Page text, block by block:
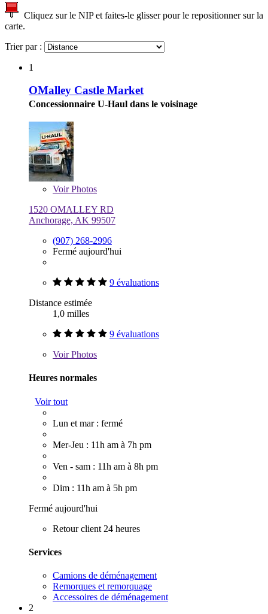
Cliquez sur le NIP et faites-le glisser pour le repositionner sur la
carte.
Trier par :
1
OMalley Castle Market
Concessionnaire U-Haul dans le voisinage
VoirPhotos
1520 OMALLEY RD
Anchorage, AK 99507
(907) 268-2996
Fermé aujourd'hui
9 évaluations
Distance estimée
1,0 milles
9 évaluations
VoirPhotos
Heures normales
Voir tout
Lun et mar : fermé
Mer-Jeu : 11h am à 7h pm
Ven - sam : 11h am à 8h pm
Dim : 11h am à 5h pm
Fermé aujourd'hui
Retour client 24 heures
Services
Camions de déménagement
Remorques et remorquage
Accessoires de déménagement
2